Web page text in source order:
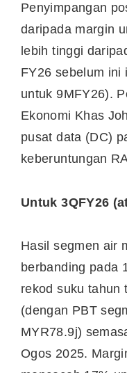
Penyimpangan
daripada margin
lebih tinggi
FY26 sebelum ini
untuk 9MFY26).
Ekonomi Khas
pusat data (DC)
keberuntungan
Untuk 3QFY26
Hasil segmen air
berbanding pada
rekod suku tahun
(dengan PBT
MYR78.9j)
Ogos 2025.